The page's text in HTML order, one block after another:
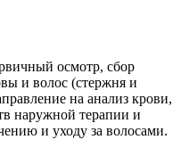
осмотр, сбор
и волос (стержня и
на анализ крови,
наружной терапии и
и уходу за волосами.